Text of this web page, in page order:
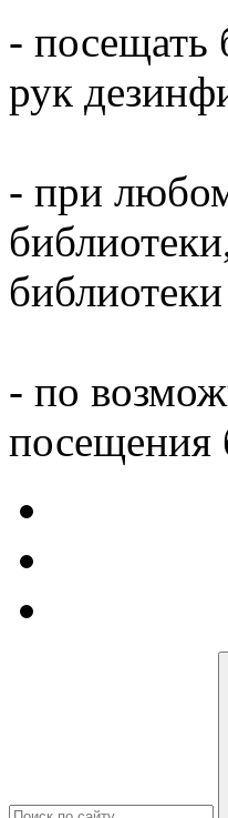
- посещать
рук
- при
- по
посещения